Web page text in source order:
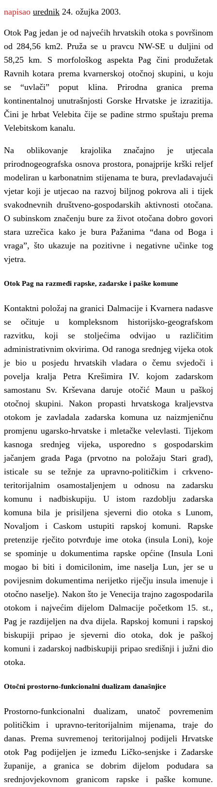
napisao urednik 24. ožujka 2003.
Otok Pag jedan je od najvećih hrvatskih otoka s površinom
od 284,56 km2. Pruža se u pravcu NW-SE u duljini od
58,25 km. S morfološkog aspekta Pag čini produžetak
Ravnih kotara prema kvarnerskoj otočnoj skupini, u koju
se “uvlači” poput klina. Prirodna granica prema
kontinentalnoj unutrašnjosti Gorske Hrvatske je izrazitija.
Čini je hrbat Velebita čije se padine strmo spuštaju prema
Velebitskom kanalu.
Na oblikovanje krajolika značajno je utjecala
prirodnogeografska osnova prostora, ponajprije krški reljef
modeliran u karbonatnim stijenama te bura, prevladavajući
vjetar koji je utjecao na razvoj biljnog pokrova ali i tijek
svakodnevnih društveno-gospodarskih aktivnosti otočana.
O subinskom značenju bure za život otočana dobro govori
stara uzrečica kako je bura Pažanima “dana od Boga i
vraga”, što ukazuje na pozitivne i negativne učinke tog
vjetra.
Otok Pag na razmeđi rapske, zadarske i paške komune
Kontaktni položaj na granici Dalmacije i Kvarnera nadasve
se očituje u kompleksnom historijsko-geografskom
razvitku, koji se stoljećima odvijao u različitim
administrativnim okvirima. Od ranoga srednjeg vijeka otok
je bio u posjedu hrvatskih vladara o čemu svjedoči i
povelja kralja Petra Krešimira IV. kojom zadarskom
samostanu Sv. Krševana daruje otočić Maun u paškoj
otočnoj skupini. Nakon propasti hrvatskoga kraljevstva
otokom je zavladala zadarska komuna uz naizmjeničnu
promjenu ugarsko-hrvatske i mletačke velevlasti. Tijekom
kasnoga srednjeg vijeka, usporedno s gospodarskim
jačanjem grada Paga (prvotno na položaju Stari grad),
isticale su se težnje za upravno-političkim i crkveno-
teritorijalnim osamostaljenjem u odnosu na zadarsku
komunu i nadbiskupiju. U istom razdoblju zadarska
komuna bila je prisiljena sjeverni dio otoka s Lunom,
Novaljom i Caskom ustupiti rapskoj komuni. Rapske
pretenzije rječito potvrđuje ime otoka (insula Loni), koje
se spominje u dokumentima rapske općine (Insula Loni
mogao bi biti i domicilonim, ime naselja Lun, jer se u
povijesnim dokumentima nerijetko riječju insula imenuje i
otočno naselje). Nakon što je Venecija trajno zagospodarila
otokom i najvećim dijelom Dalmacije početkom 15. st.,
Pag je razdijeljen na dva dijela. Rapskoj komuni i rapskoj
biskupiji pripao je sjeverni dio otoka, dok je paškoj
komuni i zadarskoj nadbiskupiji pripao središnji i južni dio
otoka.
Otočni prostorno-funkcionalni dualizam današnjice
Prostorno-funkcionalni dualizam, unatoč povremenim
političkim i upravno-teritorijalnim mijenama, traje do
danas. Prema suvremenoj teritorijalnoj podijeli Hrvatske
otok Pag podijeljen je između Ličko-senjske i Zadarske
županije, a granica se dobrim dijelom podudara sa
srednjovjekovnom granicom rapske i paške komune.